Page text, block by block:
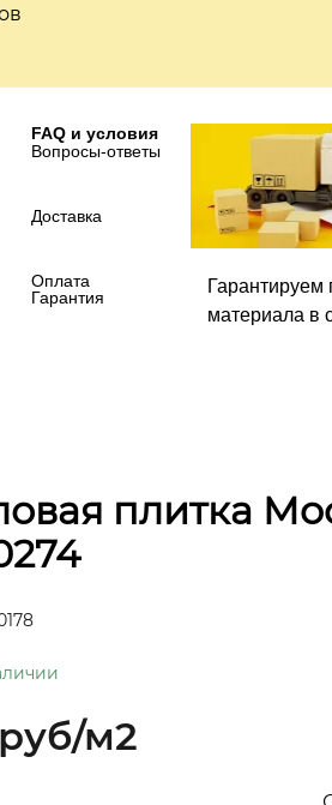
FAQ и условия
Вопросы-ответы
Доставка
Оплата
Гарантия
Гарантируем
материала в
плитка
/м2